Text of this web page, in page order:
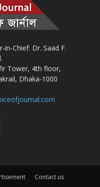
in-Chief: Dr. Saad F.
Tower, 4th floor,
Dhaka-1000
Contact us